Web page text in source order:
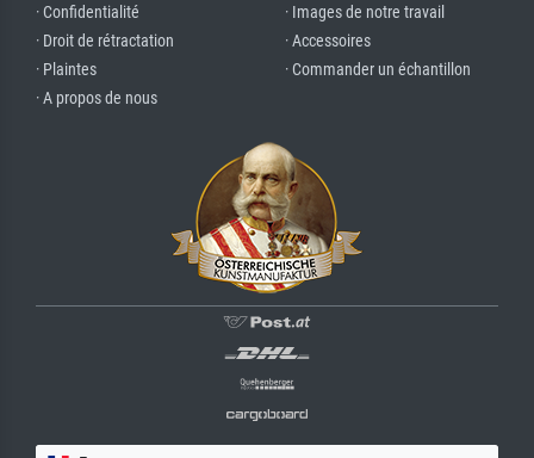
· Confidentialité
· Droit de rétractation
· Plaintes
· A propos de nous
· Images de notre travail
· Accessoires
· Commander un échantillon